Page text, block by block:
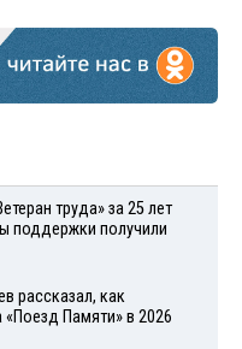
труда» за 25 лет
поддержки получили
рассказал, как
Памяти» в 2026